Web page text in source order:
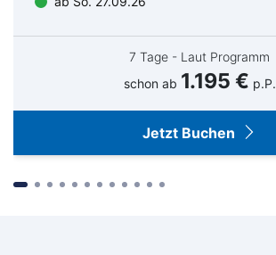
LEIPZIG
7 Tage - Laut Programm
schon ab 1.195 € p.P.
Jetzt Buchen